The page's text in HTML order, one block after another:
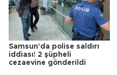
Samsun'da polise saldırı
iddiası! 2 şüpheli
cezaevine gönderildi